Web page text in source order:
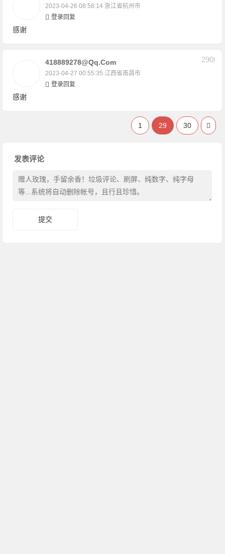
2023-04-26 08:58:14 浙江省杭州市
登录回复
感谢
418889278@qq.com
2023-04-27 00:55:35 江西省南昌市
290F
登录回复
感谢
1 29 30
发表评论